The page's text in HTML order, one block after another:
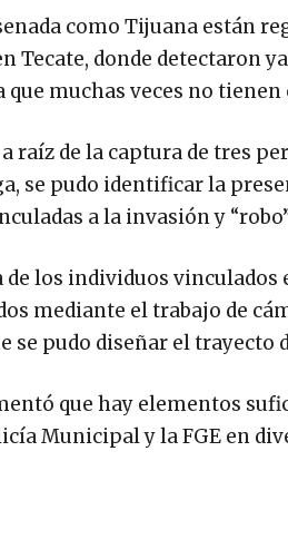
como Tijuana están
Tecate, donde detectaron
que muchas veces no
raíz de la captura de tres
se pudo identificar la
a la invasión y
de los individuos
mediante el trabajo de
se pudo diseñar el trayecto
que hay elementos
Municipal y la FGE en